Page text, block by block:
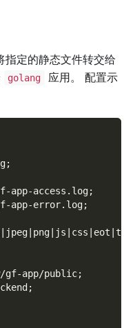
指定的静态文件转交给
golang
应用。 配置示
app-access.log;
app-error.log;
gf-app/public;